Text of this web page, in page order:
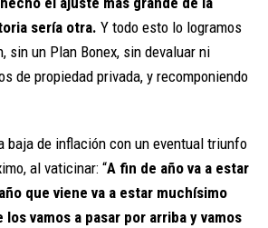
sería otra. Y todo esto lo logramos
sin un Plan Bonex, sin devaluar ni
de propiedad privada, y recomponiendo
baja de inflación con un eventual triunfo
al vaticinar: “A fin de año va a estar
que viene va a estar muchísimo
vamos a pasar por arriba y vamos